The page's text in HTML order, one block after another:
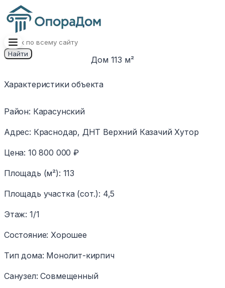
Найти
Дом 113 м²
недоступно
Характеристики объекта
Район: Карасунский
Адрес: Краснодар, ДНТ Верхний Казачий Хутор
Цена: 10 800 000 ₽
Площадь (м²): 113
Площадь участка (сот.): 4,5
Этаж: 1/1
Состояние: Хорошее
Тип дома: Монолит-кирпич
Санузел: Совмещенный